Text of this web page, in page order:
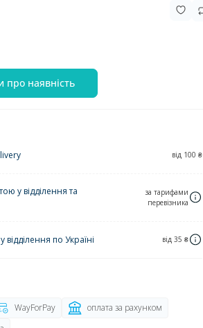
про наявність
від 100 ₴
у відділення та
за тарифами
перевізника
по Україні від 35 ₴
WayForPay
оплата за рахунком